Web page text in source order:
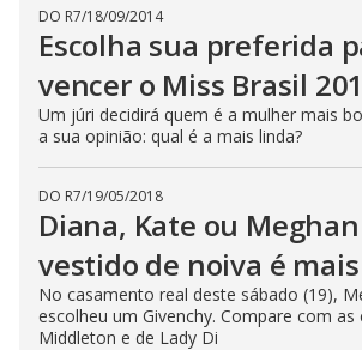
DO R7/18/09/2014
Escolha sua preferida
vencer o Miss Brasil
Um júri decidirá quem é a mulher mais
a sua opinião: qual é a mais linda?
DO R7/19/05/2018
Diana, Kate ou
vestido de noiva é
No casamento real deste sábado (19),
escolheu um Givenchy. Compare com as
Middleton e de Lady Di